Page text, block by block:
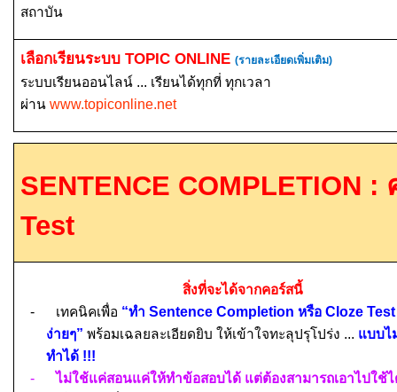
สถาบัน
เลือกเรียนระบบTOPIC ONLINE (รายละเอียดเพิ่มเติม)
ระบบเรียนออนไลน์ ... เรียนได้ทุกที่ ทุกเวลา
ผ่านwww.topiconline.net
SENTENCE COMPLETION :
Test
สิ่งที่จะได้จากคอร์สนี้
-
เทคนิคเพื่อ “ทำ Sentence Completion หรือ Cloze Test
ง่ายๆ” พร้อมเฉลยละเอียดยิบ ให้เข้าใจทะลุปรุโปร่ง ... แบบไ
ทำได้ !!!
-
ไม่ใช้แค่สอนแค่ให้ทำข้อสอบได้ แต่ต้องสามารถเอาไปใช้